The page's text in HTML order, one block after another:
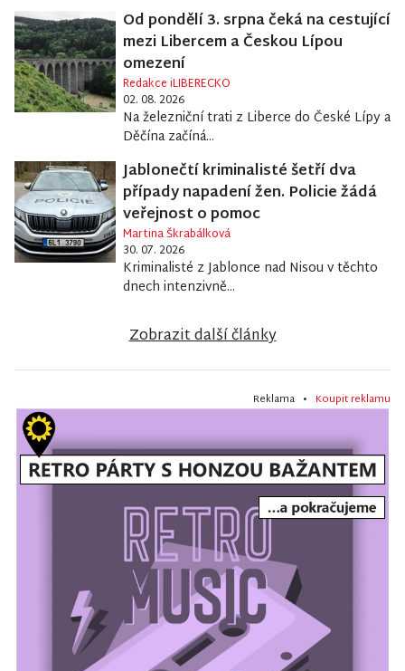
Od pondělí 3. srpna čeká na cestující
mezi Libercem a Českou Lípou
omezení
Redakce iLIBERECKO
02. 08. 2026
Na železniční trati z Liberce do České Lípy a
Děčína začíná...
Jablonečtí kriminalisté šetří dva
případy napadení žen. Policie žádá
veřejnost o pomoc
Martina Škrabálková
30. 07. 2026
Kriminalisté z Jablonce nad Nisou v těchto
dnech intenzivně...
Zobrazit další články
Reklama • Koupit reklamu